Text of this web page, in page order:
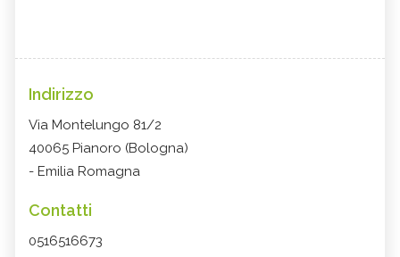
Indirizzo
Via Montelungo 81/2
40065 Pianoro (Bologna)
- Emilia Romagna
Contatti
0516516673